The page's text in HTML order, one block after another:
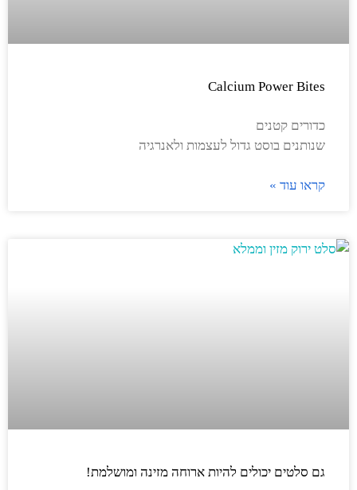
Calcium Power Bites
כדורים קטנים
שנותנים בוסט גדול לעצמות ולאנרגיה
קראו עוד »
גם סלטים יכולים להיות ארוחה מזינה ומושלמת!